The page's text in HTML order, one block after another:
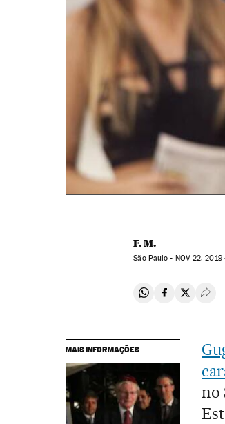
F. M.
São Paulo - NOV22, 2019
Compartir en
Compartir
MAIS INFORMAÇÕES
no